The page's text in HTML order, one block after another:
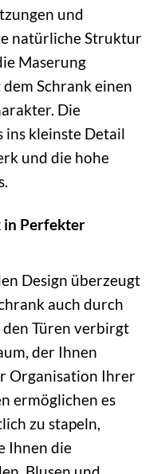
und
natürliche Struktur
Maserung
Schrank einen
Die
ins kleinste Detail
und die hohe
in Perfekter
Design überzeugt
auch durch
Türen verbirgt
der Ihnen
Organisation Ihrer
ermöglichen es
zu stapeln,
Ihnen die